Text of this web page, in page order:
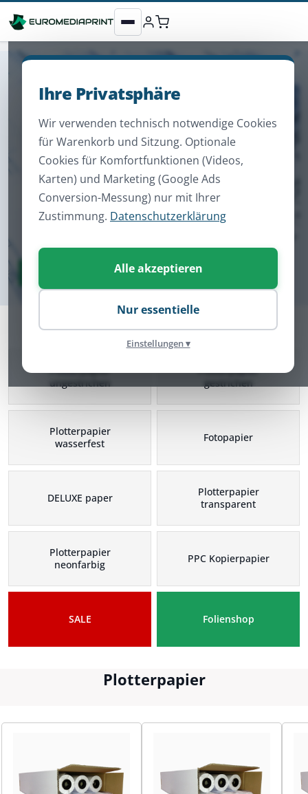
Ihre Privatsphäre
Wir verwenden technisch notwendige Cookies
für Warenkorb und Sitzung. Optionale
Cookies für Komfortfunktionen (Videos,
Karten) und Marketing (Google Ads
Conversion-Messung) nur mit Ihrer
Zustimmung. Datenschutzerklärung
Alle akzeptieren
Nur essentielle
Einstellungen ▾
Plotterpapier Kategorien
Plotterpapier
ungestrichen
Plotterpapier
gestrichen
Plotterpapier
wasserfest
Fotopapier
DELUXE paper
Plotterpapier
transparent
Plotterpapier
neonfarbig
PPC Kopierpapier
SALE Folienshop
Plotterpapier